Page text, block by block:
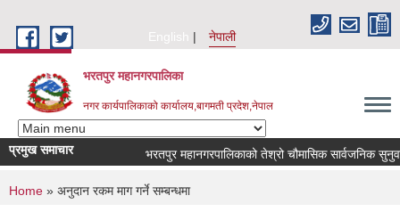
English
नेपाली
भरतपुर महानगरपालिका
नगर कार्यपालिकाको कार्यालय,बागमती प्रदेश,नेपाल
प्रमुख समाचार भरतपुर महानगरपालिकाको तेश्रो चौमासिक सार्वजनिक सुनुवाई
You are here
Home » अनुदान रकम माग गर्ने सम्बन्धमा